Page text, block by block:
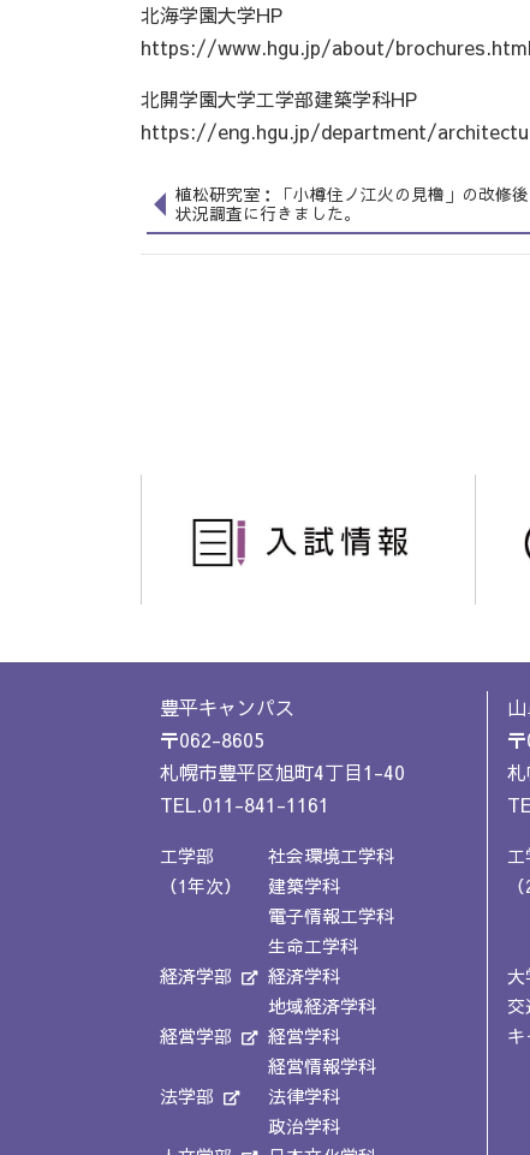
北海学園大学HP
https://www.hgu.jp/about/brochures.html
北開学園大学工学部建築学科HP
https://eng.hgu.jp/department/
植松研究室：「小樽住ノ江火の見櫓」の改修
状況調査に行きました。
豊平キャンパス
〒062-8605
札幌市豊平区旭町4丁目1-40
TEL.011-841-1161
工学部
（1年次）
社会環境工学科
建築学科
電子情報工学科
生命工学科
経済学部
経済学科
地域経済学科
経営学部
経営学科
経営情報学科
法学部
法律学科
政治学科
工
大